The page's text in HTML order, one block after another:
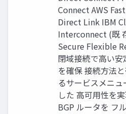
Connect AWS
Direct Link IBM
Interconnect (既
Secure Flexible
閉域接続で⾼い安
を確保 接続⽅法
るサービスメニ
した ⾼可⽤性を
BGP ルータを フ